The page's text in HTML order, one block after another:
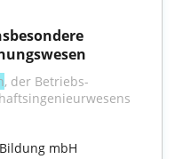
, der Betriebs­
mbH